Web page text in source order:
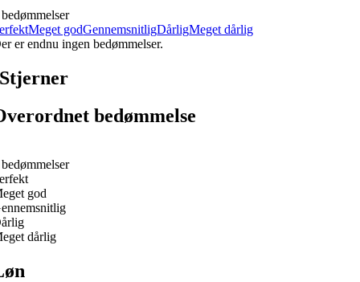
Meget godGennemsnitligDårligMeget dårlig
er endnu ingen bedømmelser.
Stjerner
bedømmelse
god
dårlig